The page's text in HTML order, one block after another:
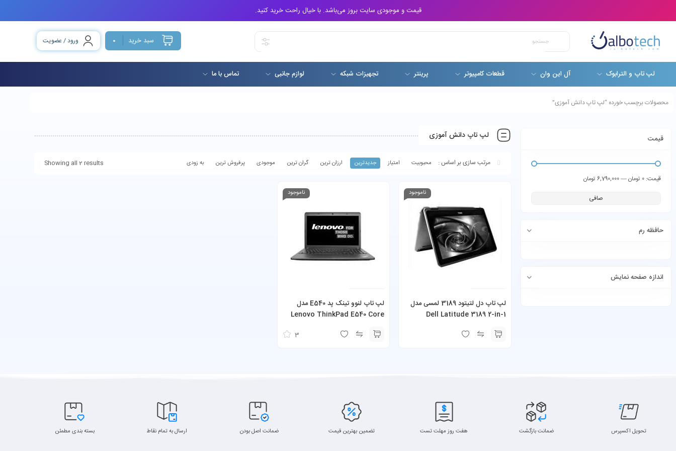
قیمت و موجودی سایت بروز می‌باشد. با خیال راحت خرید کنید.
سبد خرید 0 ورود / عضویت
لپ تاپ و الترابوک آل این وان قطعات کامپیوتر پرینتر تجهیزات شبکه لوازم جانبی تماس با ما
محصولات برچسب خورده “لپ تاپ دانش آموزی”
قیمت
صافی
قيمت: 0 تومان —6,790,000 تومان
حافظه رم
اندازه صفحه نمایش
لپ تاپ دانش آموزی
Showing all 2 results محبوبیت امتیاز جدیدترین ارزان ترین گران ترین موجودی پرفروش ترین به زودی
ناموجود
لپ تاپ دل لتیتود 3189 لمسی مدل
Dell Latitude 3189 2-in-1
ناموجود
لپ تاپ لنوو تینک پد E540 مدل
Lenovo ThinkPad E540 Core
3
تحویل اکسپرس ضمانت بازگشت هفت روز مهلت تست تضمین بهترین قیمت ضمانت اصل بودن ارسال به تمام نقاط بسته بندی مطمئن